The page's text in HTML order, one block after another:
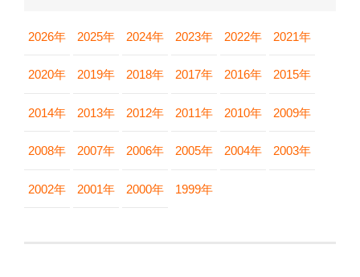
2026年 2025年 2024年 2023年 2022年 2021年
2020年 2019年 2018年 2017年 2016年 2015年
2014年 2013年 2012年 2011年 2010年 2009年
2008年 2007年 2006年 2005年 2004年 2003年
2002年 2001年 2000年 1999年